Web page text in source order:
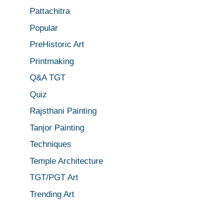
Pattachitra
Popular
PreHistoric Art
Printmaking
Q&A TGT
Quiz
Rajsthani Painting
Tanjor Painting
Techniques
Temple Architecture
TGT/PGT Art
Trending Art